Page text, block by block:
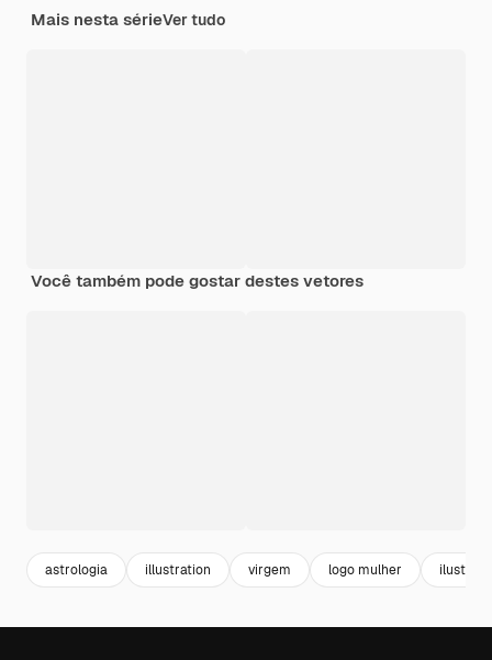
Mais nesta sérieVer tudo
Você também pode gostar destes vetores
astrologia illustration virgem logo mulher